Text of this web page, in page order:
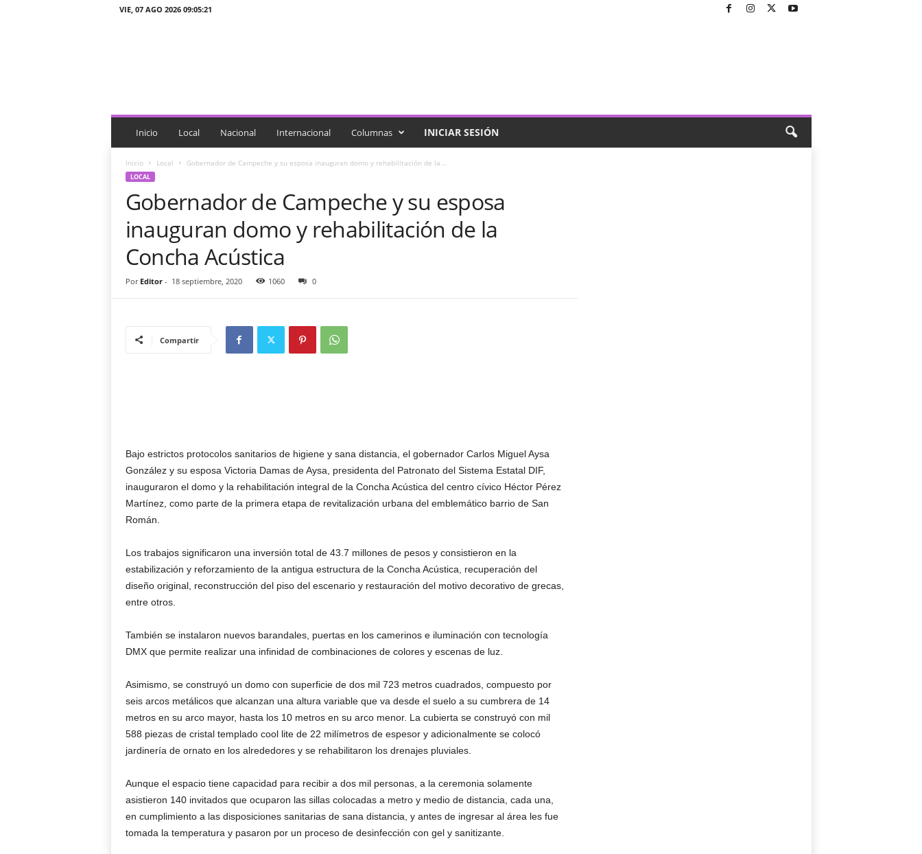
VIE, 07 AGO 2026 09:05:21
c
a
Inicio Local Nacional Internacional Columnas INICIAR SESIÓN
Inicio Local Gobernador de Campeche y su esposa inauguran domo y rehabilitación de la...
LOCAL
Gobernador de Campeche y su esposa
inauguran domo y rehabilitación de la
Concha Acústica
Por Editor- 18 septiembre, 2020 1060 0
Compartir
Bajo estrictos protocolos sanitarios de higiene y sana distancia, el gobernador Carlos Miguel Aysa
González y su esposa Victoria Damas de Aysa, presidenta del Patronato del Sistema Estatal DIF,
inauguraron el domo y la rehabilitación integral de la Concha Acústica del centro cívico Héctor Pérez
Martínez, como parte de la primera etapa de revitalización urbana del emblemático barrio de San
Román.
Los trabajos significaron una inversión total de 43.7 millones de pesos y consistieron en la
estabilización y reforzamiento de la antigua estructura de la Concha Acústica, recuperación del
diseño original, reconstrucción del piso del escenario y restauración del motivo decorativo de grecas,
entre otros.
También se instalaron nuevos barandales, puertas en los camerinos e iluminación con tecnología
DMX que permite realizar una infinidad de combinaciones de colores y escenas de luz.
Asimismo, se construyó un domo con superficie de dos mil 723 metros cuadrados, compuesto por
seis arcos metálicos que alcanzan una altura variable que va desde el suelo a su cumbrera de 14
metros en su arco mayor, hasta los 10 metros en su arco menor. La cubierta se construyó con mil
588 piezas de cristal templado cool lite de 22 milímetros de espesor y adicionalmente se colocó
jardinería de ornato en los alrededores y se rehabilitaron los drenajes pluviales.
Aunque el espacio tiene capacidad para recibir a dos mil personas, a la ceremonia solamente
asistieron 140 invitados que ocuparon las sillas colocadas a metro y medio de distancia, cada una,
en cumplimiento a las disposiciones sanitarias de sana distancia, y antes de ingresar al área les fue
tomada la temperatura y pasaron por un proceso de desinfección con gel y sanitizante.